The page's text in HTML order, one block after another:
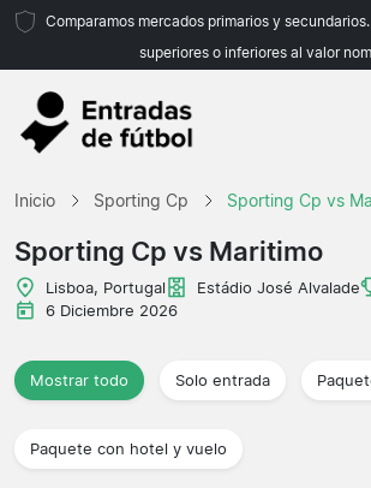
Comparamos mercados primarios y
superiores o inferiores al valor
Inicio Sporting Cp Sporting Cp vs
Sporting Cp vs Maritimo
Lisboa, Portugal Estádio José Alvalade
6 Diciembre 2026
Mostrar todo Solo entrada
Paquete con hotel y vuelo